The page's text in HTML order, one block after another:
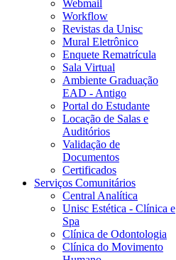
Webmail
Workflow
Revistas da Unisc
Mural Eletrônico
Enquete Rematrícula
Sala Virtual
Ambiente Graduação
EAD - Antigo
Portal do Estudante
Locação de Salas e
Auditórios
Validação de
Documentos
Certificados
Serviços Comunitários
Central Analítica
Unisc Estética - Clínica e
Spa
Clínica de Odontologia
Clínica do Movimento